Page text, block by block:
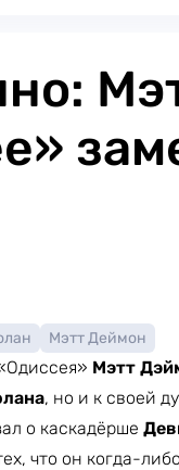
Мэтт Деймон
Мэтт
, но и к своей
о каскадёрше
что он когда-